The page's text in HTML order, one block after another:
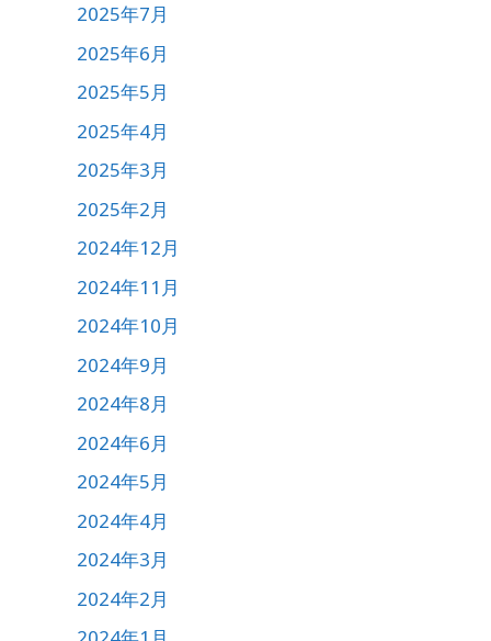
2025年7月
2025年6月
2025年5月
2025年4月
2025年3月
2025年2月
2024年12月
2024年11月
2024年10月
2024年9月
2024年8月
2024年6月
2024年5月
2024年4月
2024年3月
2024年2月